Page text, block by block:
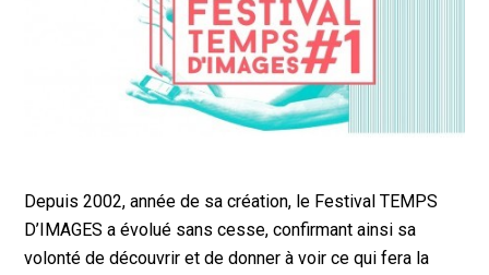
Depuis 2002, année de sa création, le Festival TEMPS
D’IMAGES a évolué sans cesse, confirmant ainsi sa
volonté de découvrir et de donner à voir ce qui fera la